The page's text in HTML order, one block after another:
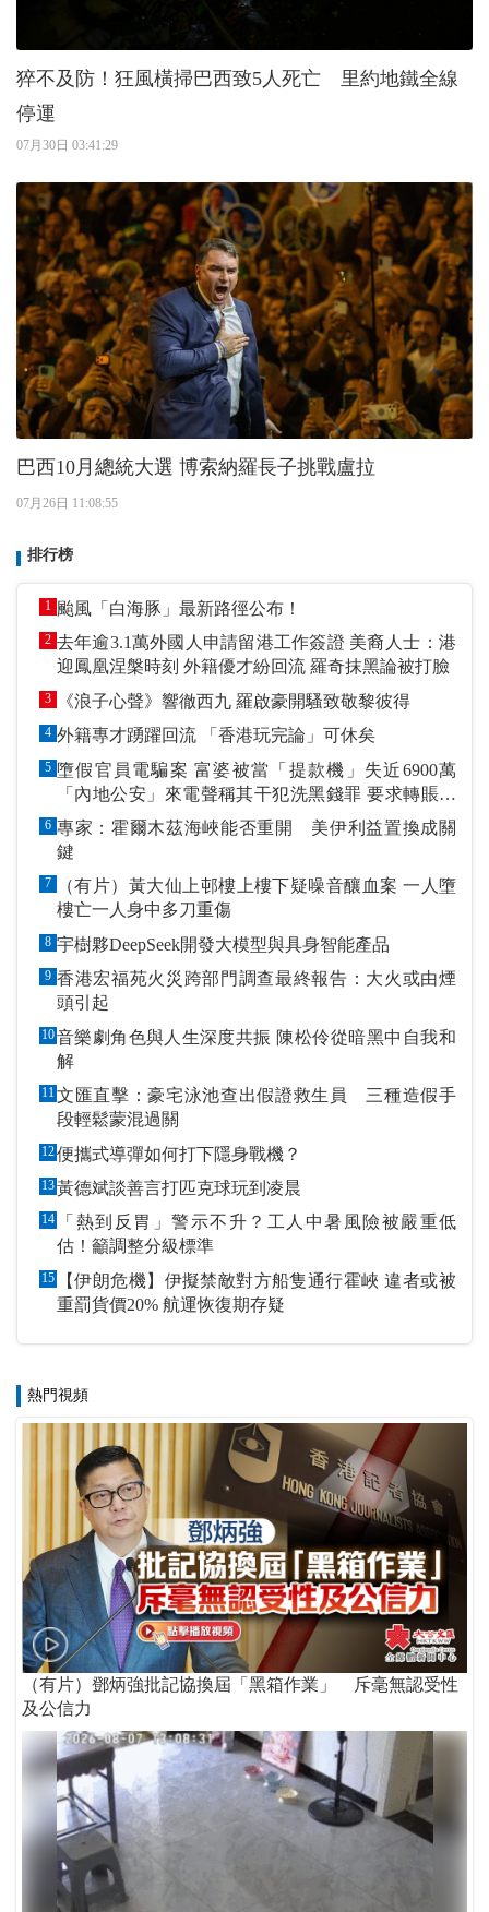
猝不及防！狂風橫掃巴西致5人死亡 里約地鐵全線
停運
07月30日 03:41:29
巴西10月總統大選 博索納羅長子挑戰盧拉
07月26日 11:08:55
排行榜
1 颱風「白海豚」最新路徑公布！
2 去年逾3.1萬外國人申請留港工作簽證 美裔人士：港
迎鳳凰涅槃時刻 外籍優才紛回流 羅奇抹黑論被打臉
3 《浪子心聲》響徹西九 羅啟豪開騷致敬黎彼得
4 外籍專才踴躍回流 「香港玩完論」可休矣
5 墮假官員電騙案 富婆被當「提款機」失近6900萬
「內地公安」來電聲稱其干犯洗黑錢罪 要求轉賬到
指定戶口作「保證金」
6 專家：霍爾木茲海峽能否重開 美伊利益置換成關
鍵
7
（有片）黃大仙上邨樓上樓下疑噪音釀血案 一人墮
樓亡一人身中多刀重傷
8 宇樹夥DeepSeek開發大模型與具身智能產品
9 香港宏福苑火災跨部門調查最終報告：大火或由煙
頭引起
10音樂劇角色與人生深度共振 陳松伶從暗黑中自我和
解
11文匯直擊：豪宅泳池查出假證救生員 三種造假手
段輕鬆蒙混過關
12便攜式導彈如何打下隱身戰機？
13黃德斌談善言打匹克球玩到凌晨
14
「熱到反胃」警示不升？工人中暑風險被嚴重低
估！籲調整分級標準
15
【伊朗危機】伊擬禁敵對方船隻通行霍峽 違者或被
重罰貨價20% 航運恢復期存疑
熱門視頻
（有片）鄧炳強批記協換屆「黑箱作業」 斥毫無認受性
及公信力